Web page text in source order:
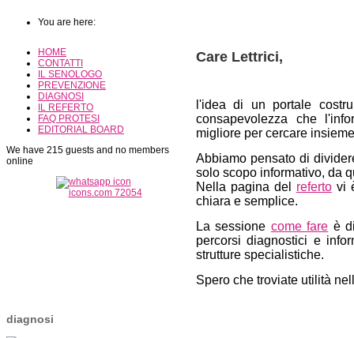
You are here:
HOME
CONTATTI
IL SENOLOGO
PREVENZIONE
DIAGNOSI
IL REFERTO
FAQ PROTESI
EDITORIAL BOARD
We have 215 guests and no members
online
Care Lettrici,
l'idea di un portale
consapevolezza che
migliore per cercare
Abbiamo pensato di
solo scopo informativo, da
Nella pagina del refertovi
chiara e semplice.
La sessione come fare è
percorsi diagnostici e
strutture specialistiche.
Spero che troviate utilità
diagnosi